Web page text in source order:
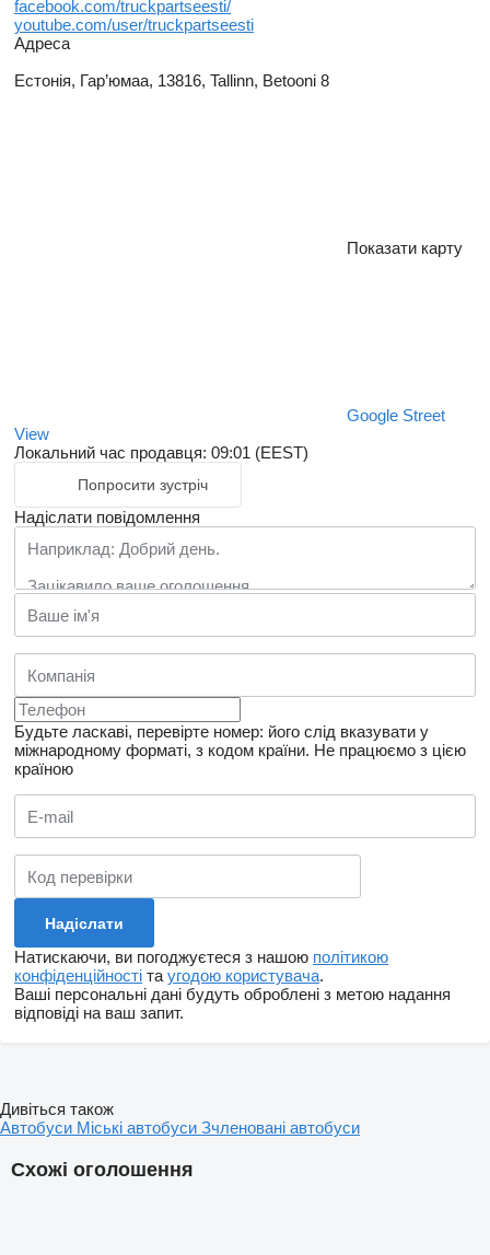
facebook.com/truckpartseesti/
youtube.com/user/truckpartseesti
Адреса
Естонія, Гар’юмаа, 13816, Tallinn, Betooni 8
Показати карту
Google Street
View
Локальний час продавця: 09:01 (EEST)
Попросити зустріч
Надіслати повідомлення
Будьте ласкаві, перевірте номер: його слід вказувати у
міжнародному форматі, з кодом країни. Не працюємо з цією
країною
Натискаючи, ви погоджуєтеся з нашою політикою
конфіденційності та угодою користувача.
Ваші персональні дані будуть оброблені з метою надання
відповіді на ваш запит.
Схожі оголошення
Дивіться також
Автобуси Міські автобуси Зчленовані автобуси